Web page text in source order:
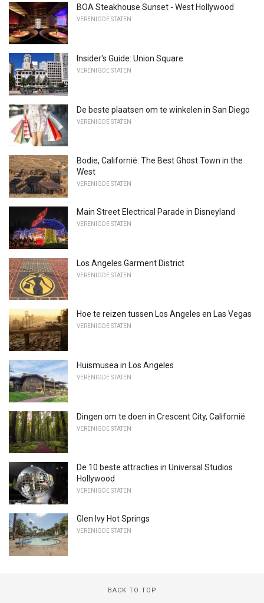
BOA Steakhouse Sunset - West Hollywood
VERENIGDE STATEN
Insider's Guide: Union Square
VERENIGDE STATEN
De beste plaatsen om te winkelen in San Diego
VERENIGDE STATEN
Bodie, Californië: The Best Ghost Town in the
West
VERENIGDE STATEN
Main Street Electrical Parade in Disneyland
VERENIGDE STATEN
Los Angeles Garment District
VERENIGDE STATEN
Hoe te reizen tussen Los Angeles en Las Vegas
VERENIGDE STATEN
Huismusea in Los Angeles
VERENIGDE STATEN
Dingen om te doen in Crescent City, Californië
VERENIGDE STATEN
De 10 beste attracties in Universal Studios
Hollywood
VERENIGDE STATEN
Glen Ivy Hot Springs
VERENIGDE STATEN
BACK TO TOP